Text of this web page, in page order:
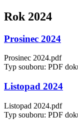
Rok 2024
Prosinec 2024
Prosinec 2024.pdf
Typ souboru: PDF
Listopad 2024
Listopad 2024.pdf
Typ souboru: PDF